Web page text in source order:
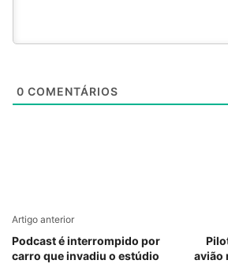
0 COMENTÁRIOS
Artigo anterior
Podcast é interrompido por
carro que invadiu o estúdio
avião